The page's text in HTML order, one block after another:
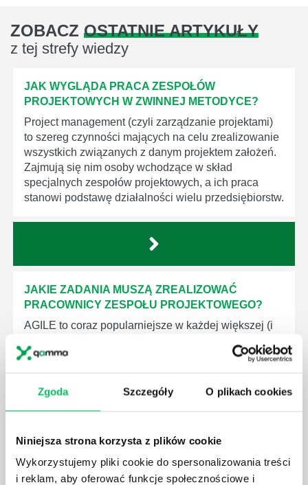
Zgoda Szczegóły O plikach cookies
Niniejsza strona korzysta z plików cookie
Wykorzystujemy pliki cookie do spersonalizowania treści
i reklam, aby oferować funkcje społecznościowe i
ZOBACZ OSTATNIE ARTYKUŁY
z tej strefy wiedzy
JAK WYGLĄDA PRACA ZESPOŁÓW
PROJEKTOWYCH W ZWINNEJ METODYCE?
Project management (czyli zarządzanie projektami)
to szereg czynności mających na celu zrealizowanie
wszystkich związanych z danym projektem założeń.
Zajmują się nim osoby wchodzące w skład
specjalnych zespołów projektowych, a ich praca
stanowi podstawę działalności wielu przedsiębiorstw.
JAKIE ZADANIA MUSZĄ ZREALIZOWAĆ
PRACOWNICY ZESPOŁU PROJEKTOWEGO?
AGILE to coraz popularniejsze w każdej większej (i
projektów biznesowych. Z pewnością każda osoba
spotkała.
JAKIE UMIEJĘTNOŚCI MENEDŻERSKIE